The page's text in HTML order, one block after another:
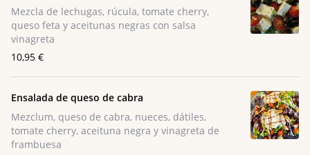
Mezcla de lechugas, rúcula, tomate cherry,
queso feta y aceitunas negras con salsa
vinagreta
10,95 €
Ensalada de queso de cabra
Mezclum, queso de cabra, nueces, dátiles,
tomate cherry, aceituna negra y vinagreta de
frambuesa